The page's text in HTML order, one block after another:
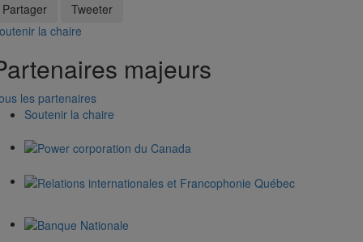
Partager
Tweeter
la chaire
majeurs
les partenaires
Soutenir la chaire